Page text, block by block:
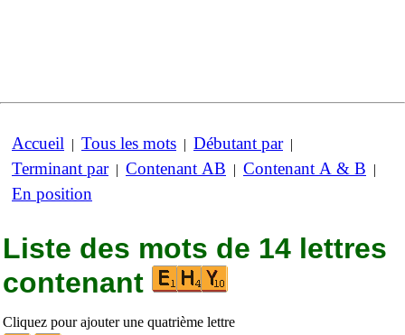
Accueil | Tous les mots | Débutant par|
Terminant par| Contenant AB | Contenant A & B |
En position
Liste des mots de 14 lettres
contenant
Cliquez pour ajouter une quatrième lettre